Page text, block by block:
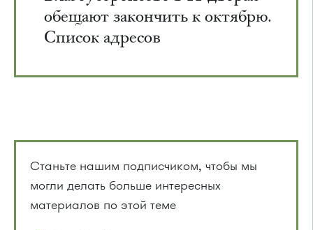
обещают закончить к октябрю.
Список адресов
Станьте нашим подписчиком, чтобы мы
могли делать больше интересных
материалов по этой теме